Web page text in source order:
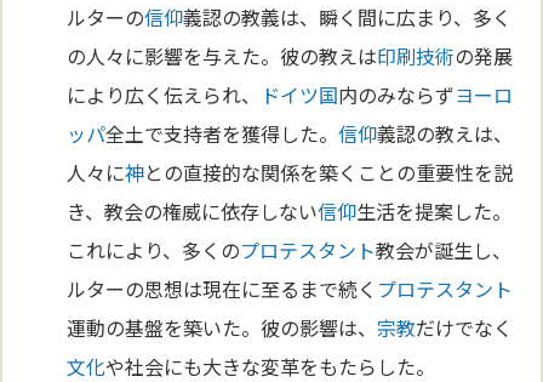
ルターの信仰義認の教義は、瞬く間に広まり、多く
の人々に影響を与えた。彼の教えは印刷技術の発展
により広く伝えられ、
ドイツ国内のみならずヨーロ
ッパ全土で支持者を獲得した。信仰義認の教えは、
人々に神との直接的な関係を築くことの重要性を説
き、教会の権威に依存しない信仰生活を提案した。
これにより、多くのプロテスタント教会が誕生し、
ルターの思想は現在に至るまで続く プロテスタント
運動の基盤を築いた。彼の影響は、 宗教だけでなく
文化や社会にも大きな変革をもたらした。